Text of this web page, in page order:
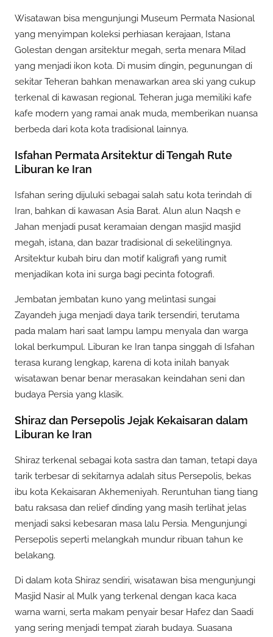
Wisatawan bisa mengunjungi Museum Permata Nasional
yang menyimpan koleksi perhiasan kerajaan, Istana
Golestan dengan arsitektur megah, serta menara Milad
yang menjadi ikon kota. Di musim dingin, pegunungan di
sekitar Teheran bahkan menawarkan area ski yang cukup
terkenal di kawasan regional. Teheran juga memiliki kafe
kafe modern yang ramai anak muda, memberikan nuansa
berbeda dari kota kota tradisional lainnya.
Isfahan Permata Arsitektur di Tengah Rute
Liburan ke Iran
Isfahan sering dijuluki sebagai salah satu kota terindah di
Iran, bahkan di kawasan Asia Barat. Alun alun Naqsh e
Jahan menjadi pusat keramaian dengan masjid masjid
megah, istana, dan bazar tradisional di sekelilingnya.
Arsitektur kubah biru dan motif kaligrafi yang rumit
menjadikan kota ini surga bagi pecinta fotografi.
Jembatan jembatan kuno yang melintasi sungai
Zayandeh juga menjadi daya tarik tersendiri, terutama
pada malam hari saat lampu lampu menyala dan warga
lokal berkumpul. Liburan ke Iran tanpa singgah di Isfahan
terasa kurang lengkap, karena di kota inilah banyak
wisatawan benar benar merasakan keindahan seni dan
budaya Persia yang klasik.
Shiraz dan Persepolis Jejak Kekaisaran dalam
Liburan ke Iran
Shiraz terkenal sebagai kota sastra dan taman, tetapi daya
tarik terbesar di sekitarnya adalah situs Persepolis, bekas
ibu kota Kekaisaran Akhemeniyah. Reruntuhan tiang tiang
batu raksasa dan relief dinding yang masih terlihat jelas
menjadi saksi kebesaran masa lalu Persia. Mengunjungi
Persepolis seperti melangkah mundur ribuan tahun ke
belakang.
Di dalam kota Shiraz sendiri, wisatawan bisa mengunjungi
Masjid Nasir al Mulk yang terkenal dengan kaca kaca
warna warni, serta makam penyair besar Hafez dan Saadi
yang sering menjadi tempat ziarah budaya. Suasana